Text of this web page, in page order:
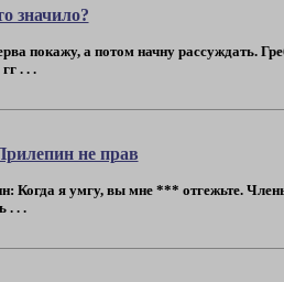
значило?
покажу, а потом начну рассуждать.
. . .
не прав
Когда я умгу, вы мне *** отгежьте.
. . .